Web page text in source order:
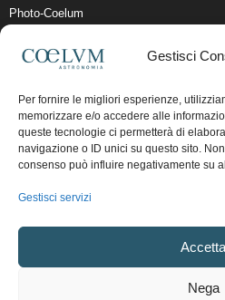
Gestisci
Per fornire le migliori esperienze,
memorizzare e/o accedere alle
queste tecnologie ci permetterà di
navigazione o ID unici su questo sito.
consenso può influire negativamente su
Gestisci servizi
Accetta
Nega
Photo-Coelum
News di Astronomia
Cielo del Mese
Astronomia, Astrofisica e Cosmologia
Articoli e Risorse On-Line
Copyright © 1997 - 2024